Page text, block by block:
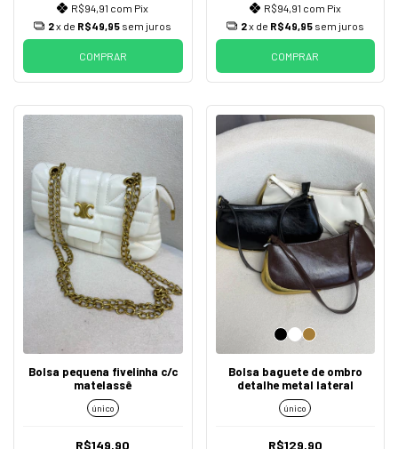
R$94,91 com Pix
2x de R$49,95 sem juros
COMPRAR
R$94,91 com Pix
2x de R$49,95 sem juros
COMPRAR
Bolsa pequena fivelinha c/c
matelassê
único
R$149,90
Bolsa baguete de ombro
detalhe metal lateral
único
R$129,90